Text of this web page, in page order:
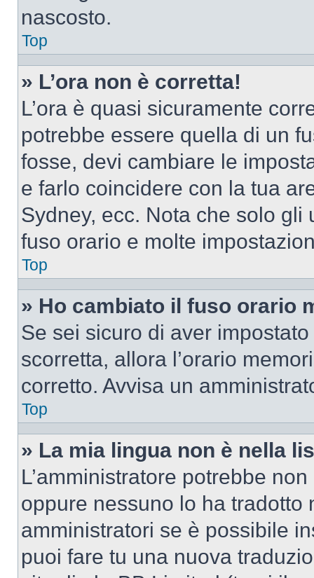
nascosto.
Top
» L’ora non è corretta!
L’ora è quasi sicuramente
potrebbe essere quella di un
fosse, devi cambiare le
e farlo coincidere con la tua
Sydney, ecc. Nota che solo
fuso orario e molte
Top
» Ho cambiato il fuso orario
Se sei sicuro di aver
scorretta, allora l’orario
corretto. Avvisa un
Top
» La mia lingua non è nella
L’amministratore potrebbe
oppure nessuno lo ha
amministratori se è possibile
puoi fare tu una nuova